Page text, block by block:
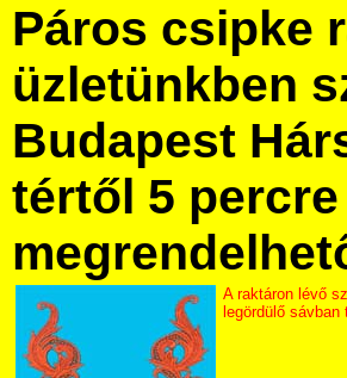
Páros csipke
üzletünkben
Budapest
tértől 5
A raktáron lévő
legördülő sávban